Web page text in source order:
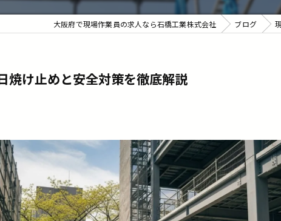
大阪府で現場作業員の求人なら石橋工業株式会社 ブログ
焼け止めと安全対策を徹底解説